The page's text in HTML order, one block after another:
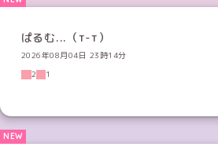
ぱるむ...（т-т）
2026年08月04日 23時14分
2
1